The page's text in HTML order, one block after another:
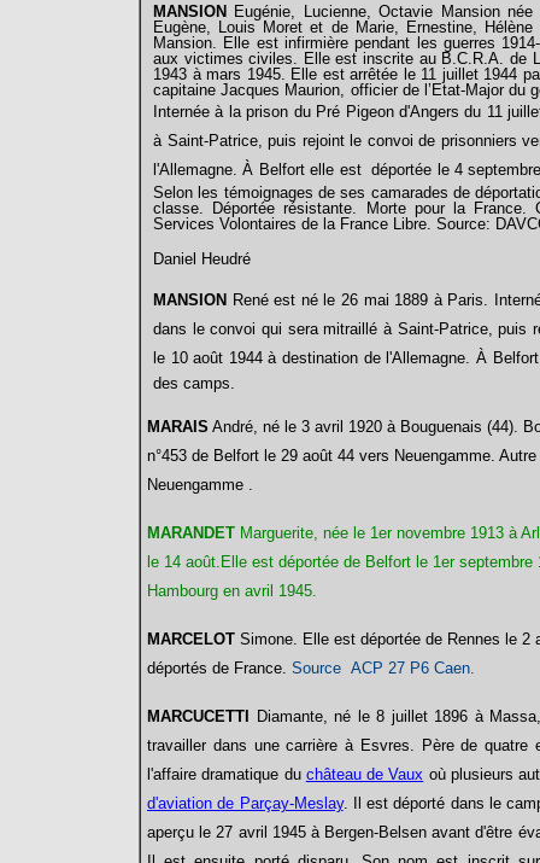
MANSION Eugénie , Lucienne, Octavie Mansion
Eugène, Louis Moret et de Marie, Ernestine,
Mansion. Elle est infirmière pendant les guerres
aux victimes civiles. Elle est inscrite au B.C.R.A. de
1943 à mars 1945. Elle est arrêtée le 11 juillet 1944
capitaine Jacques Maurion, officier de l’Etat-Major du
Internée à la prison du Pré Pigeon d'Angers du 11
à Saint-Patrice, puis rejoint le convoi de prisonniers
l'Allemagne. À Belfortelle est déportée le 4
Selon les témoignages de ses camarades de
classe. Déportée résistante. Morte pour la France.
Services Volontaires de la France Libre. Source:
Daniel Heudré
MANSION René est né le 26 mai 1889 à Paris.
dans le convoi qui sera mitraillé à Saint-Patrice, puis
le 10 août 1944 à destination de l'Allemagne. À Belfort
des camps.
MARAIS André, né le 3 avril 1920 à Bouguenais (44).
n°453 de Belfort le 29 août 44 vers Neuengamme.
Neuengamme .
MARANDET Marguerite, née le 1er novembre 1913 à
le 14 août.Elle est déportée de Belfort le 1er
Hambourg en avril 1945.
MARCELOT Simone.
Elle est déportée de Rennes le
déportés de France. Source ACP 27 P6 Caen.
MARCUCETTI
Diamante, né le 8 juillet 1896 à
travailler dans une carrière à Esvres. Père de quatre
l'affaire dramatique du château de Vaux où plusieurs
d'aviation de Parçay-Meslay. Il est déporté dans le
aperçu le 27 avril 1945 à Bergen-Belsen avant d'être